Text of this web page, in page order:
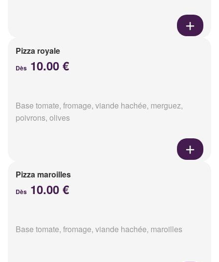
Pizza royale
Dès 10.00 €
Base tomate, fromage, viande hachée, merguez,
poivrons, olives
Pizza maroilles
Dès 10.00 €
Base tomate, fromage, viande hachée, maroilles